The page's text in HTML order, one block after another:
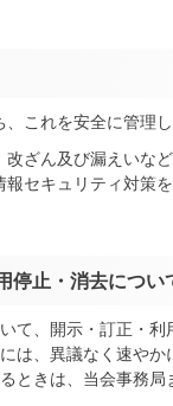
これを安全に管理し
ざん及び漏えいな
セキュリティ対策を
停止・消去につい
て、開示・訂正・
は、異議なく速や
ときは、当会事務局